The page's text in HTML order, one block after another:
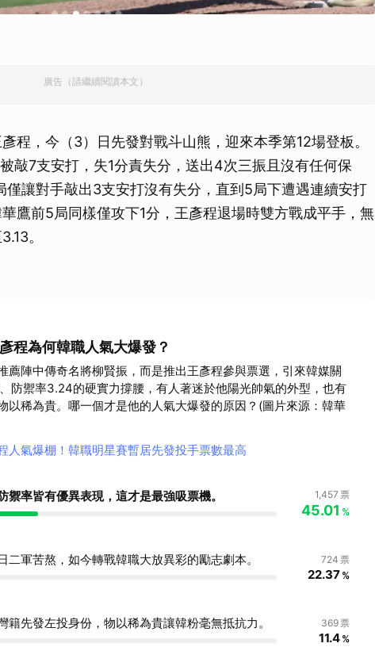
廣告（請繼續閱讀本文）
程，今（3）日先發對戰斗山熊，迎來本季第12場登板。
敲7支安打，失1分責失分，送出4次三振且沒有任何保
讓對手敲出3支安打沒有失分，直到5局下遭遇連續安打
鷹前5局同樣僅攻下1分，王彥程退場時雙方戰成平手，無
。
程為何韓職人氣大爆發？
薦陣中傳奇名將柳賢振，而是推出王彥程參與票選，引來韓媒關
防禦率3.24的硬實力撐腰，有人著迷於他陽光帥氣的外型，也有
以稀為貴。哪一個才是他的人氣大爆發的原因？(圖片來源：韓華
人氣爆棚！韓職明星賽暫居先發投手票數最高
率皆有優異表現，這才是最強吸票機。 1,457 票
45.01 %
軍苦熬，如今轉戰韓職大放異彩的勵志劇本。 724 票
22.37 %
先發左投身份，物以稀為貴讓韓粉毫無抵抗力。 369 票
11.4 %